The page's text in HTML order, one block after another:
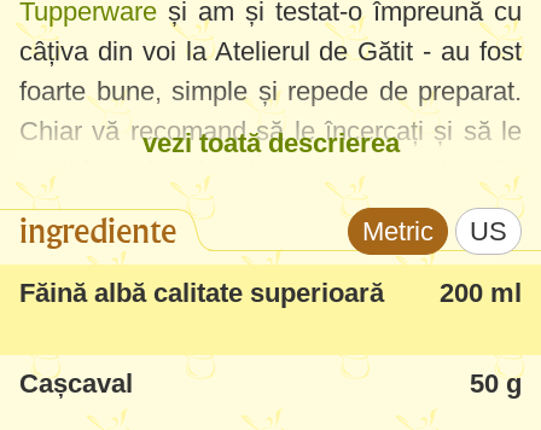
Tupperware și am și testat-o împreună cu
câțiva din voi la Atelierul de Gătit - au fost
foarte bune, simple și repede de preparat.
Chiar vă recomand să le încercați și să le
aveți în vedere la orice ocazie. Acasă Sofia
nu mănâncă ciuperci, aici în brioșe le-a
acceptat și mâncat foarte bine.
Din aceste cantități ies 10 brioșe, dacă
vreți să faceți mai multe sau un chec
(merge și așa) ar fi bine să dublați
vezi toată descrierea
ingrediente Metric US
Făină albă calitate superioară 200 ml
Cașcaval 50 g